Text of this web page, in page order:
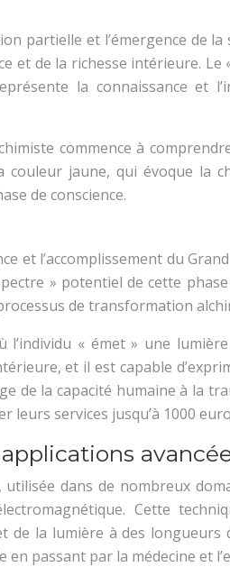
partielle et l’émergence de
et de la richesse intérieure.
la connaissance et
commence à
jaune, qui évoque
de conscience.
et l’accomplissement du
» potentiel de cette
de transformation
« émet » une
et il est capable
de la capacité humaine à la
services jusqu’à 1000
dans de nombreux
Cette
la lumière à des
en passant par la médecine